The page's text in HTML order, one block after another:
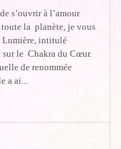
s’ouvrir à l’amour
la planète, je vous
Lumière, intitulé
sur le Chakra du Cœur.
de renommée
a ai...